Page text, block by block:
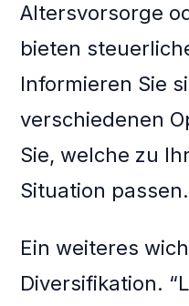
Altersvorsorge
bieten
Informieren Sie
verschiedenen
Sie, welche zu
Situation passen.
Ein weiteres
Diversifikation.